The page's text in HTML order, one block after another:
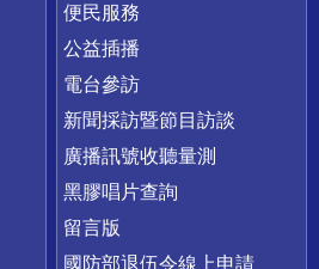
便民服務
公益插播
電台參訪
新聞採訪暨節目訪談
廣播訊號收聽量測
黑膠唱片查詢
留言版
國防部退伍令線上申請